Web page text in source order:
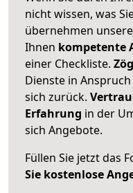
nicht wissen, was
übernehmen
Ihnen kompetente
einer Checkliste.
Dienste in
sich zurück.
Erfahrung in der
sich Angebote.
Füllen Sie jetzt das
Sie kostenlose